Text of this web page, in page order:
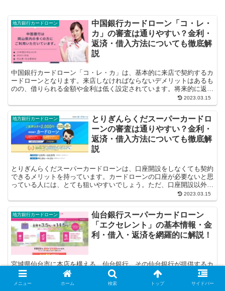
地方銀行カードローン
中国銀行カードローン「コ・レ・
カ」の審査は通りやすい？金利・
返済・借入方法についても徹底解
説
中国銀行カードローン「コ・レ・カ」は、基本的に来店で契約するカ
ードローンとなります。来店しなければならないデメリットはあるも
のの、借りられる金額や金利は低く設定されています。将来的に返済
2023.03.15
地方銀行カードローン
とりぎんらくだスーパーカードロ
ーンの審査は通りやすい？金利・
返済・借入方法についても徹底解
説
とりぎんらくだスーパーカードローンは、口座開設をしなくても契約
できるメリットを持っています。カードローンの口座が必要ないと思
っている人には、とても狙いやすいでしょう。ただ、口座開設以外の
2023.03.15
地方銀行カードローン
仙台銀行スーパーカードローン
「エクセレント」の基本情報・金
利・借入・返済を網羅的に解説！
宮城県仙台市に本店を構える、仙台銀行。その仙台銀行が提供するカ
ードローンが、仙台銀行スーパーカードローン「エクセレント」で
す。このカードローンはアルバイト・パート、専業主婦（夫）、年金
メニュー ホーム 検索 トップ サイドバー